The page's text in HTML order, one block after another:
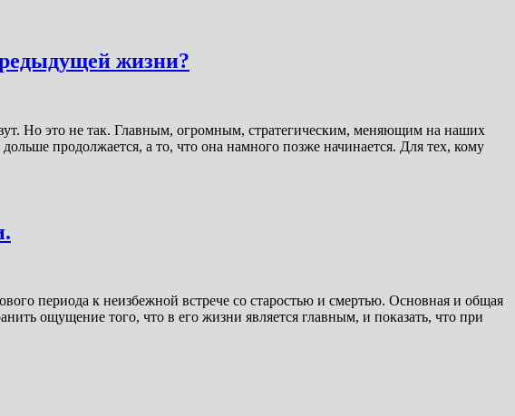
жизни?
Но это не так. Главным, огромным, стратегическим, меняющим на наших
дольше продолжается, а то, что она намного позже начинается. Для тех, кому
периода к неизбежной встрече со старостью и смертью. Основная и общая
ощущение того, что в его жизни является главным, и показать, что при